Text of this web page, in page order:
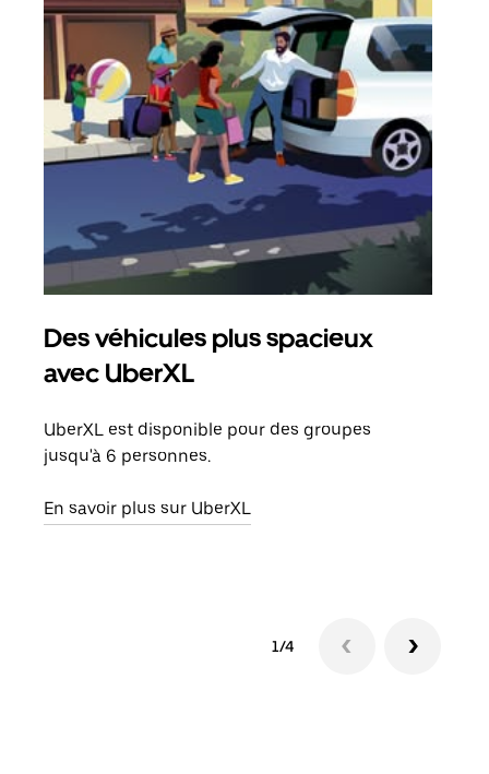
Des véhicules plus spacieux
avec UberXL
UberXL est disponible pour des groupes
jusqu'à 6 personnes.
En savoir plus sur UberXL
1/4